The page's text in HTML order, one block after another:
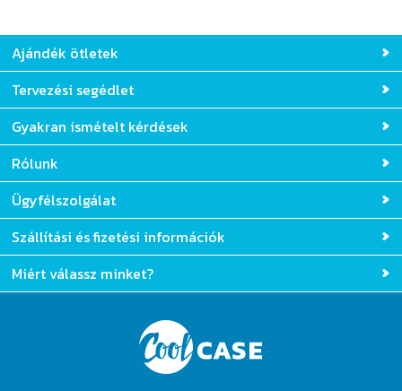
Ajándék ötletek
Tervezési segédlet
Gyakran ismételt kérdések
Rólunk
Ügyfélszolgálat
Szállítási és fizetési információk
Miért válassz minket?